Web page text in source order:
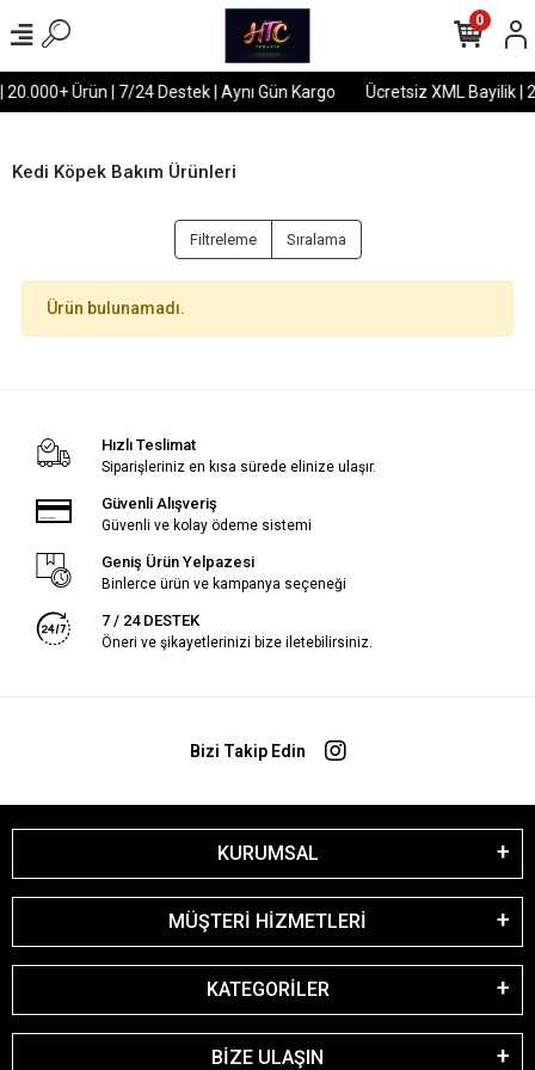
Ürün | 7/24 Destek | Aynı Gün Kargo Ücretsiz XML Bayilik |
0
Kedi Köpek Bakım Ürünleri
Filtreleme Sıralama
Ürün bulunamadı.
Hızlı Teslimat
Siparişleriniz en kısa sürede elinize ulaşır.
Güvenli Alışveriş
Güvenli ve kolay ödeme sistemi
Geniş Ürün Yelpazesi
Binlerce ürün ve kampanya seçeneği
7 / 24 DESTEK
Öneri ve şikayetlerinizi bize iletebilirsiniz.
Bizi Takip Edin
KURUMSAL
MÜŞTERİ HİZMETLERİ
KATEGORİLER
BİZE ULAŞIN